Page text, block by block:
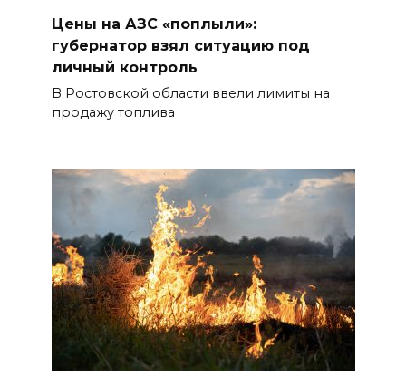
Цены на АЗС «поплыли»:
губернатор взял ситуацию под
личный контроль
В Ростовской области ввели лимиты на
продажу топлива